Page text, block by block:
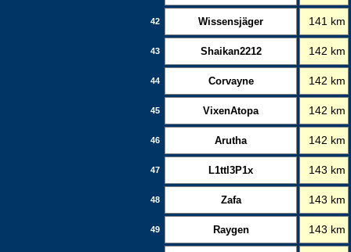
42 Wissensjäger 141 km
43 Shaikan2212 142 km
44 Corvayne 142 km
45 VixenAtopa 142 km
46 Arutha 142 km
47 L1ttl3P1x 143 km
48 Zafa 143 km
49 Raygen 143 km